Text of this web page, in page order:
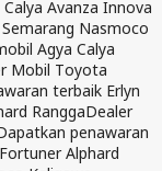
Avanza Innova
Nasmoco
Agya Calya
Mobil Toyota
terbaik Erlyn
RanggaDealer
penawaran
Alphard